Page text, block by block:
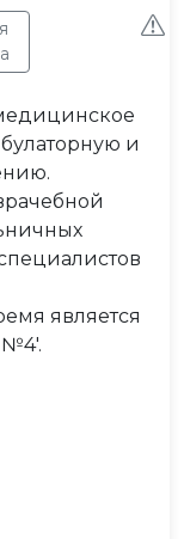
и
является
№4'.